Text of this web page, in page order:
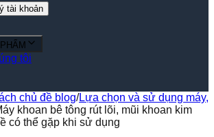
tài khoản
tôi
chủ đề blog/Lựa chọn và sử dụng máy,
khoan bê tông rút lõi, mũi khoan kim
có thể gặp khi sử dụng